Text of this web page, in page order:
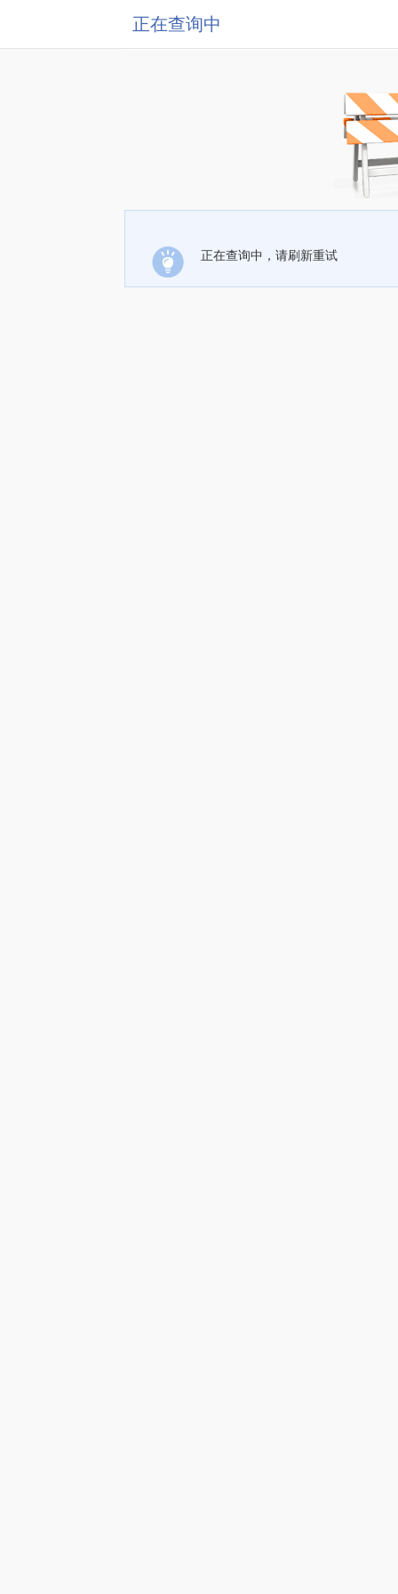
正在查询中
正在查询中，请刷新重试